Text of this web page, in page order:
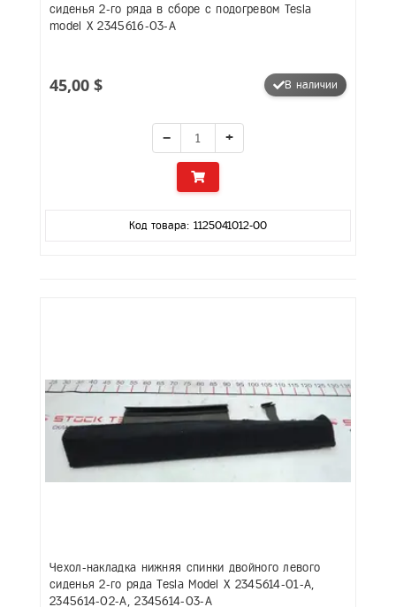
сиденья 2-го ряда в сборе с подогревом Tesla
model X 2345616-03-A
45,00 $ В наличии
− +
Код товара: 1125041012-00
Чехол-накладка нижняя спинки двойного левого
сиденья 2-го ряда Tesla Model X 2345614-01-A,
2345614-02-A, 2345614-03-A